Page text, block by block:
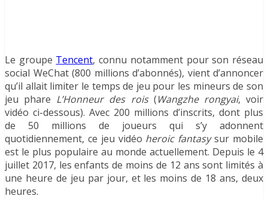
Le groupe Tencent, connu notamment pour son réseau
social WeChat (800 millions d’abonnés), vient d’annoncer
qu’il allait limiter le temps de jeu pour les mineurs de son
jeu phare L’Honneur des rois(Wangzhe rongyai, voir
vidéo ci-dessous). Avec 200 millions d’inscrits, dont plus
de 50 millions de joueurs qui s’y adonnent
quotidiennement, ce jeu vidéo heroic fantasysur mobile
est le plus populaire au monde actuellement. Depuis le 4
juillet 2017, les enfants de moins de 12 ans sont limités à
une heure de jeu par jour, et les moins de 18 ans, deux
heures.